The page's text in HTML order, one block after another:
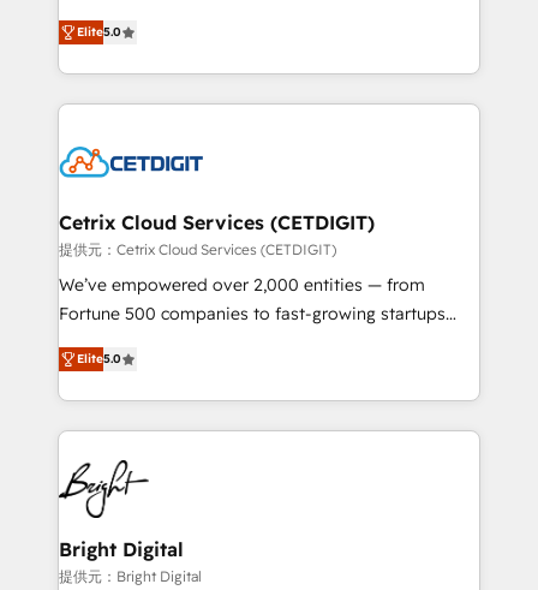
inbound marketing tactics, we focus on
understanding, nurturing, and converting leads.
competitive market.
design & development. We specialize in multi-hub
implementations for mid-market & enterprise
companies. We are woman-owned, powered by
coffee, and we ❤️ dogs. We produce award-winning
Impact Award 🏆2022 Technical Expertise Impact
Award 🏆2020 Elite Solutions Partner 🏆2019
Integrations HubSpot Impact Award 🏆2019
Marketing Enablement HubSpot Impact Award 🏆
2018 Website Design HubSpot Impact Award 🏆2017
Growth-Driven Design Agency of the Year 🏆2016
Sales Enablement HubSpot Impact Award 🏆2015
HubSpot COS Performance Award 🏆2014 HubSpot
COS Design Award 🏆2013 HubSpot Marketplace
Partner 📆Founded in 1997
Elite5.0
Cetrix Cloud Services (CETDIGIT)
提供元：Cetrix Cloud Services (CETDIGIT)
We’ve empowered over 2,000 entities — from
Fortune 500 companies to fast-growing startups
and nonprofits — to streamline operations, scale
revenue, and unlock the full potential of HubSpot.
With deep technical and industry expertise, we fuse
automation, integration, and AI innovation to deliver
lasting impact. We specialize in: • Turnkey and end-
to-end HubSpot implementations • Onboarding for
Sales, Service, Marketing & Content Hubs • AI voice
and chat agents, predictive automation, and smart
workflows • Salesforce + HubSpot integration •
Elite5.0
Bright Digital
提供元：Bright Digital